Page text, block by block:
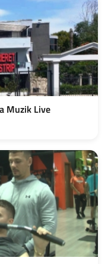
Muzik Live